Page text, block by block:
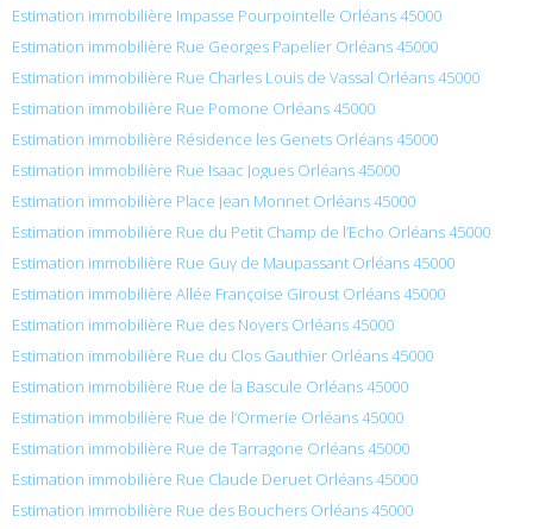
Estimation immobilière Impasse Pourpointelle Orléans 45000
Estimation immobilière Rue Georges Papelier Orléans 45000
Estimation immobilière Rue Charles Louis de Vassal Orléans 45000
Estimation immobilière Rue Pomone Orléans 45000
Estimation immobilière Résidence les Genets Orléans 45000
Estimation immobilière Rue Isaac Jogues Orléans 45000
Estimation immobilière Place Jean Monnet Orléans 45000
Estimation immobilière Rue du Petit Champ de l’Echo Orléans 45000
Estimation immobilière Rue Guy de Maupassant Orléans 45000
Estimation immobilière Allée Françoise Giroust Orléans 45000
Estimation immobilière Rue des Noyers Orléans 45000
Estimation immobilière Rue du Clos Gauthier Orléans 45000
Estimation immobilière Rue de la Bascule Orléans 45000
Estimation immobilière Rue de l’Ormerie Orléans 45000
Estimation immobilière Rue de Tarragone Orléans 45000
Estimation immobilière Rue Claude Deruet Orléans 45000
Estimation immobilière Rue des Bouchers Orléans 45000